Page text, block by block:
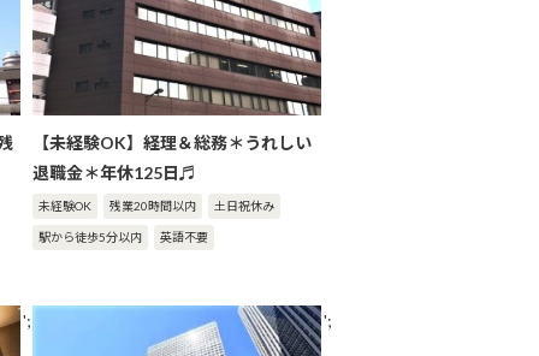
【未経験OK】経理＆総務＊うれしい
退職金＊年休125日♬
未経験OK 残業20時間以内 土日祝休み
駅から徒歩5分以内 英語不要
'; ';